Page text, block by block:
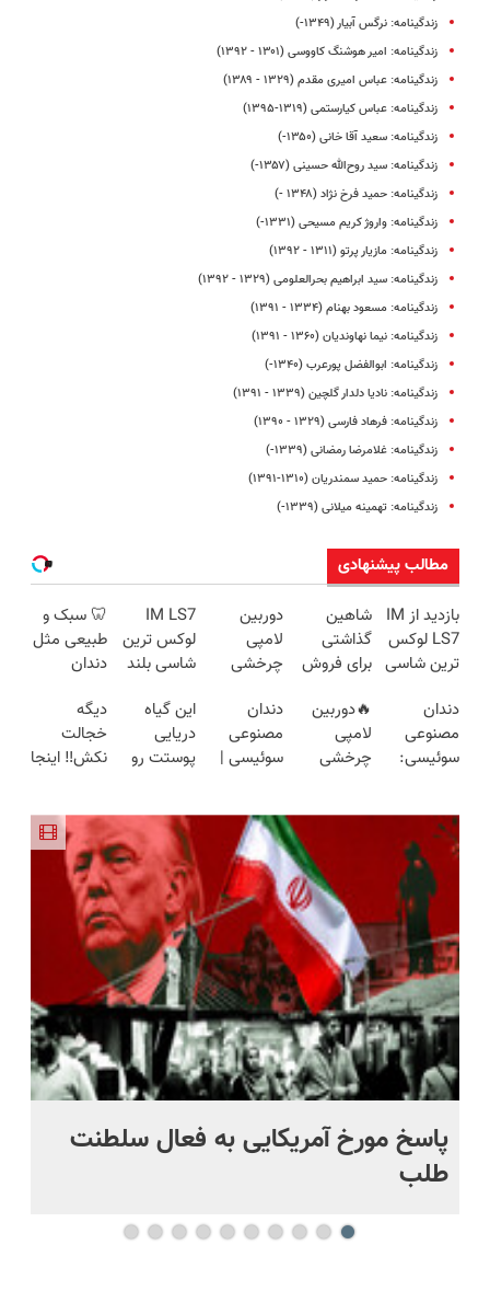
زندگینامه: نرگس آبیار (۱۳۴۹-)
زندگینامه: امیر هوشنگ کاووسی (۱۳۰۱ - ۱۳۹۲)
زندگینامه: عباس امیری مقدم (۱۳۲۹ - ۱۳۸۹)
زندگینامه: عباس کیارستمی (۱۳۱۹-۱۳۹۵)
زندگینامه: سعید آقا خانی (۱۳۵۰-)
زندگینامه: سید روح‌الله حسینی (۱۳۵۷-)
زندگینامه: حمید فرخ‌ نژاد (۱۳۴۸ -)
زندگینامه: واروژ کریم‌ مسیحی (۱۳۳۱-)
زندگینامه: مازیار پرتو (۱۳۱۱ - ۱۳۹۲)
زندگینامه: سید ابراهیم بحرالعلومی (۱۳۲۹ - ۱۳۹۲)
زندگینامه: مسعود بهنام (۱۳۳۴ - ۱۳۹۱)
زندگینامه: نیما نهاوندیان (۱۳۶۰ - ۱۳۹۱)
زندگینامه: ابوالفضل پورعرب (۱۳۴۰-)
زندگینامه: نادیا دلدار گلچین (۱۳۳۹ - ۱۳۹۱)
زندگینامه: فرهاد فارسی (۱۳۲۹ - ۱۳۹۰)
زندگینامه: غلامرضا رمضانی (۱۳۳۹-)
زندگینامه: حمید سمندریان (۱۳۱۰-۱۳۹۱)
زندگینامه: تهمینه میلانی (۱۳۳۹-)
مطالب پیشنهادی
بازدید از IM
LS7 لوکس
ترین شاسی
ایران در
باشگاه
انقلاب
شاهین
گذاشتی
برای فروش
سریع و
راحت
بفروش
دوربین
لامپی
چرخشی
فقط امروز
حراج شد🔥
پرداخت
IM LS7
لوکس ترین
شاسی بلند
🦷 سبک و
طبیعی مثل
دندان
نصب آسان
و پرداخت
اقساطی 💳
دندان
مصنوعی
سوئیسی:
اروپا، سبک
و مقاوم |
پرداخت
قسطی
🔥دوربین
لامپی
چرخشی
+ گارانتی
تعویض
دندان
مصنوعی
سوئیسی |
طبیعی!
ویزیت
رایگان+پرداخت
اقساطی😍
این گیاه
دریایی
پوستت رو
انگار20سال
جوون شدی
🔥لینک
خرید
دیگه
خجالت
نکش‼️ اینجا
(تضمینی)
پاسخ مورخ آمریکایی به فعال سلطنت
طلب